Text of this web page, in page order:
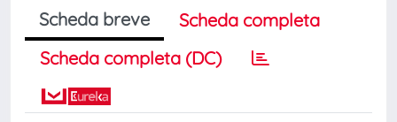
Scheda breve
Scheda completa
Scheda completa (DC)